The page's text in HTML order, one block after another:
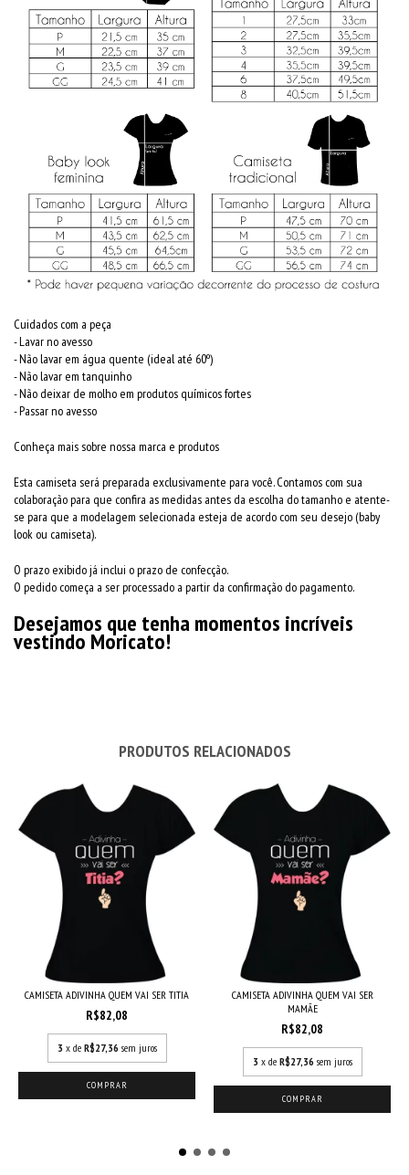
Cuidados com a peça
- Lavar no avesso
- Não lavar em água quente (ideal até 60º)
- Não lavar em tanquinho
- Não deixar de molho em produtos químicos fortes
- Passar no avesso
Conheça mais sobre nossa marca e produtos
Esta camiseta será preparada exclusivamente para você. Contamos com sua
colaboração para que confira as medidas antes da escolha do tamanho e atente-
se para que a modelagem selecionada esteja de acordo com seu desejo (baby
look ou camiseta).
O prazo exibido já inclui o prazo de confecção.
O pedido começa a ser processado a partir da confirmação do pagamento.
Desejamos que tenha momentos incríveis
vestindo Moricato!
PRODUTOS RELACIONADOS
CAMISETA ADIVINHA QUEM VAI SER TITIA
R$82,08
3 x de R$27,36 sem juros
COMPRAR
CAMISETA ADIVINHA QUEM VAI SER
MAMÃE
R$82,08
3 x de R$27,36 sem juros
COMPRAR